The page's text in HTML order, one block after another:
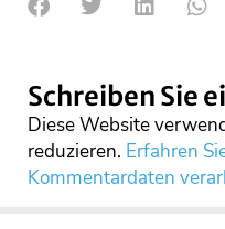
Schreiben Sie
Diese Website
reduzieren. Erfahren
Kommentardaten